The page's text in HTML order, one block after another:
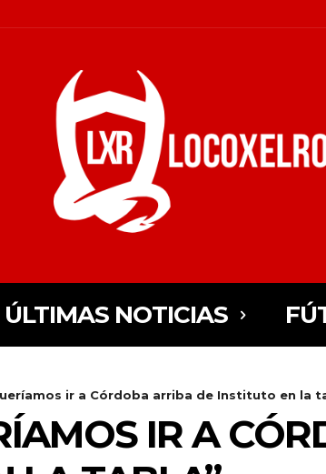
ÚLTIMAS NOTICIAS
ir a Córdoba arriba de Instituto en la
IR A